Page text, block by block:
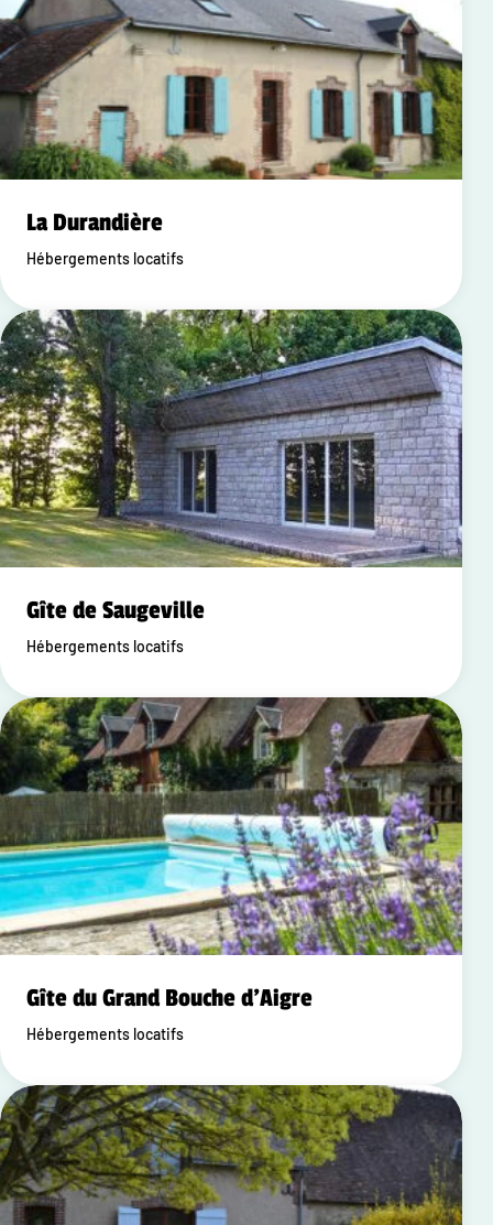
La Durandière
Hébergements locatifs
Gîte de Saugeville
Hébergements locatifs
Gîte du Grand Bouche d'Aigre
Hébergements locatifs